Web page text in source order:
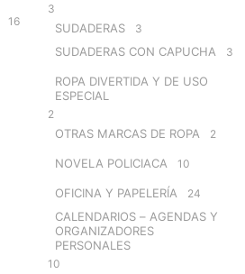
16
3
SUDADERAS 3
SUDADERAS CON CAPUCHA 3
ROPA DIVERTIDA Y DE USO
ESPECIAL
2
OTRAS MARCAS DE ROPA 2
NOVELA POLICIACA 10
OFICINA Y PAPELERÍA 24
CALENDARIOS – AGENDAS Y
ORGANIZADORES
PERSONALES
10